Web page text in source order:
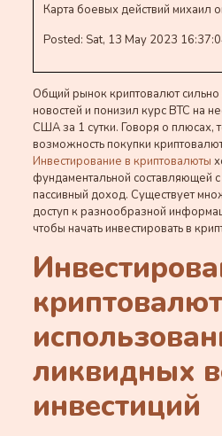
Карта боевых действий михаил
Posted: Sat, 13 May 2023
Общий рынок криптовалют сильно
новостей и понизил курс ВТС на
США за 1 сутки. Говоря о плюсах,
возможность покупки
Инвестирование в криптовалюты
фундаментальной составляющей
пассивный доход. Существует
доступ к разнообразной
чтобы начать инвестировать в
ликвидных
инвестиций